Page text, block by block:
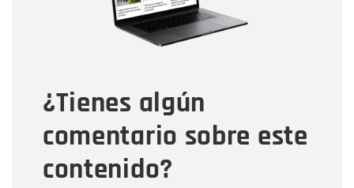
¿Tienes algún
comentario sobre este
contenido?
Tipo de comentario
Mensaje